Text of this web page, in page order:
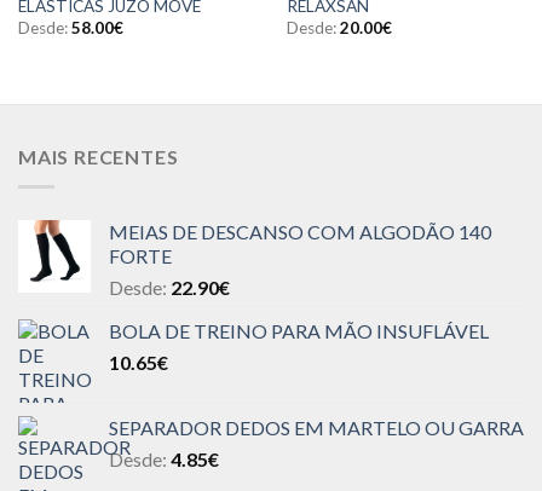
ELÁSTICAS JUZO MOVE
Desde:58.00€
RELAXSAN
Desde:20.00€
MAIS RECENTES
MEIAS DE DESCANSO COM ALGODÃO 140
FORTE
Desde: 22.90€
BOLA DE TREINO PARA MÃO INSUFLÁVEL
10.65€
SEPARADOR DEDOS EM MARTELO OU GARRA
Desde: 4.85€